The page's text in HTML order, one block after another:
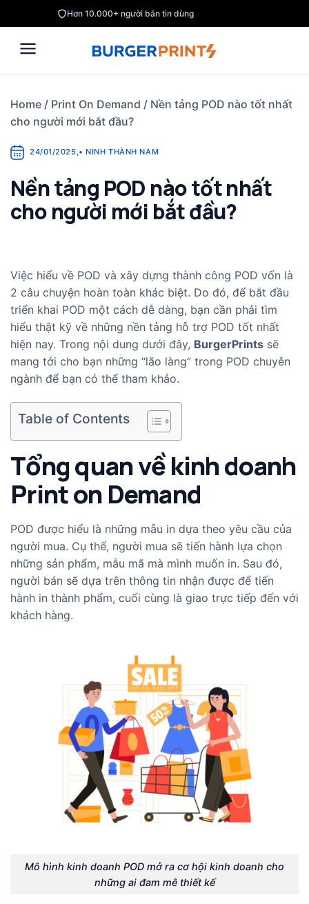
to
content
Hơn 10.000+ người bán tin dùng
Home / Print On Demand / Nền tảng POD nào tốt nhất
cho người mới bắt đầu?
24/01/2025,• NINH THÀNH NAM
Nền tảng POD nào tốt nhất
cho người mới bắt đầu?
Việc hiểu về POD và xây dựng thành công POD vốn là
2 câu chuyện hoàn toàn khác biệt. Do đó, để bắt đầu
triển khai POD một cách dễ dàng, bạn cần phải tìm
hiểu thật kỹ về những nền tảng hỗ trợ POD tốt nhất
hiện nay. Trong nội dung dưới đây, BurgerPrints sẽ
mang tới cho bạn những “lão làng” trong POD chuyên
ngành để bạn có thể tham khảo.
Table of Contents
Tổng quan về kinh doanh
Print on Demand
POD được hiểu là những mẫu in dựa theo yêu cầu của
người mua. Cụ thể, người mua sẽ tiến hành lựa chọn
những sản phẩm, mẫu mã mà mình muốn in. Sau đó,
người bán sẽ dựa trên thông tin nhận được để tiến
hành in thành phẩm, cuối cùng là giao trực tiếp đến với
khách hàng.
Mô hình kinh doanh POD mở ra cơ hội kinh doanh cho
những ai đam mê thiết kế